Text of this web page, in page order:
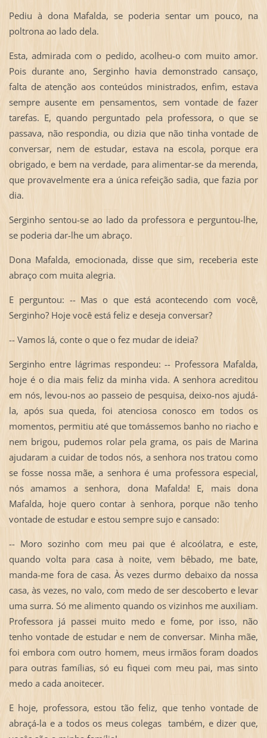
Pediu à dona Mafalda, se poderia sentar um pouco, na
poltrona ao lado dela.
Esta, admirada com o pedido, acolheu-o com muito amor.
Pois durante ano, Serginho havia demonstrado cansaço,
falta de atenção aos conteúdos ministrados, enfim, estava
sempre ausente em pensamentos, sem vontade de fazer
tarefas. E, quando perguntado pela professora, o que se
passava, não respondia, ou dizia que não tinha vontade de
conversar, nem de estudar, estava na escola, porque era
obrigado, e bem na verdade, para alimentar-se da merenda,
que provavelmente era a única refeição sadia, que fazia por
dia.
Serginho sentou-se ao lado da professora e perguntou-lhe,
se poderia dar-lhe um abraço.
Dona Mafalda, emocionada, disse que sim, receberia este
abraço com muita alegria.
E perguntou: -- Mas o que está acontecendo com você,
Serginho? Hoje você está feliz e deseja conversar?
-- Vamos lá, conte o que o fez mudar de ideia?
Serginho entre lágrimas respondeu: -- Professora Mafalda,
hoje é o dia mais feliz da minha vida. A senhora acreditou
em nós, levou-nos ao passeio de pesquisa, deixo-nos ajudá-
la, após sua queda, foi atenciosa conosco em todos os
momentos, permitiu até que tomássemos banho no riacho e
nem brigou, pudemos rolar pela grama, os pais de Marina
ajudaram a cuidar de todos nós, a senhora nos tratou como
se fosse nossa mãe, a senhora é uma professora especial,
nós amamos a senhora, dona Mafalda! E, mais dona
Mafalda, hoje quero contar à senhora, porque não tenho
vontade de estudar e estou sempre sujo e cansado:
-- Moro sozinho com meu pai que é alcoólatra, e este,
quando volta para casa à noite, vem bêbado, me bate,
manda-me fora de casa. Às vezes durmo debaixo da nossa
casa, às vezes, no valo, com medo de ser descoberto e levar
uma surra. Só me alimento quando os vizinhos me auxiliam.
Professora já passei muito medo e fome, por isso, não
tenho vontade de estudar e nem de conversar. Minha mãe,
foi embora com outro homem, meus irmãos foram doados
para outras famílias, só eu fiquei com meu pai, mas sinto
medo a cada anoitecer.
E hoje, professora, estou tão feliz, que tenho vontade de
abraçá-la e a todos os meus colegas também, e dizer que,